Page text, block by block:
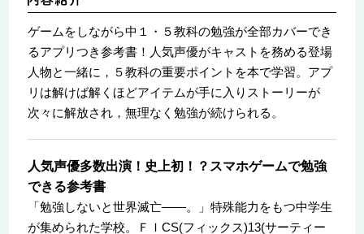
ゲームをしながら中１・５教科の勉強が全部カバーでき
るアプリつき参考書！人気声優がキャストを務める登場
人物と一緒に，５教科の重要ポイントを本で学習。アプ
リは解けば解くほどアイテムが手に入りストーリーが
次々に解放され，無理なく勉強が続けられる。
人気声優多数出演！史上初！？スマホゲームで勉強
できる参考書
「勉強しないと世界滅亡――。」特殊能力をもつ中学生
が集められた学校。ＦＩCS(フィックス)13(サーティー